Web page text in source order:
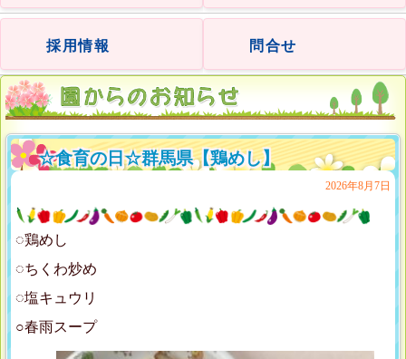
採用情報 問合せ
☆食育の日☆群馬県【鶏めし】
2026年8月7日
◌鶏めし
◌ちくわ炒め
◌塩キュウリ
○春雨スープ